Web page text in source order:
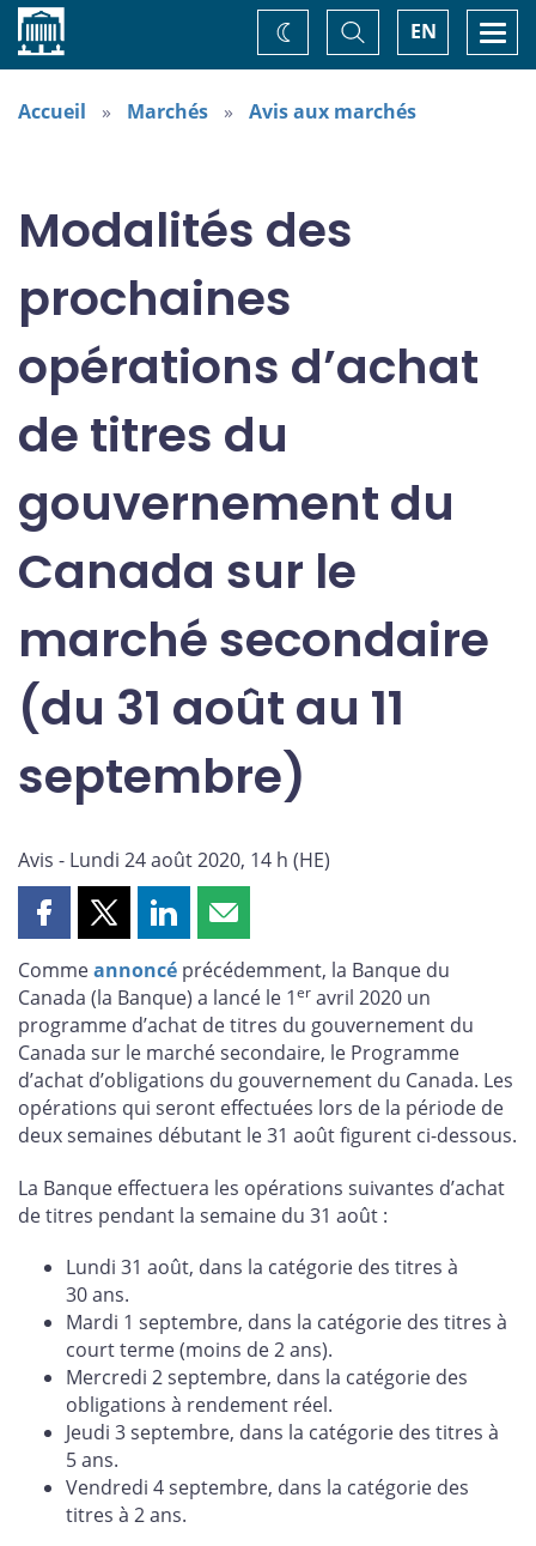
Accueil EN
Basculer
la
recherche
Changez
de
Accueil Marchés Avis aux marchés
Modalités des
prochaines
opérations d’achat
de titres du
gouvernement du
Canada sur le
marché secondaire
(du 31 août au 11
septembre)
Avis - Lundi 24 août 2020, 14 h (HE)
Partager
page
sur
Facebook
Partager
page
sur
X
Partager
page
sur
LinkedIn
Partager
page
par
courriel
Commeannoncé précédemment, la Banque du
Canada (la Banque) a lancé le 1er avril 2020 un
programme d’achat de titres du gouvernement du
Canada sur le marché secondaire, le Programme
d’achat d’obligations du gouvernement du Canada. Les
opérations qui seront effectuées lors de la période de
deux semaines débutant le 31 août figurent ci-dessous.
La Banque effectuera les opérations suivantes d’achat
de titres pendant la semaine du 31 août :
Lundi 31 août, dans la catégorie des titres à
30 ans.
Mardi 1 septembre, dans la catégorie des titres à
court terme (moins de 2 ans).
Mercredi 2 septembre, dans la catégorie des
obligations à rendement réel.
Jeudi 3 septembre, dans la catégorie des titres à
5 ans.
Vendredi 4 septembre, dans la catégorie des
titres à 2 ans.